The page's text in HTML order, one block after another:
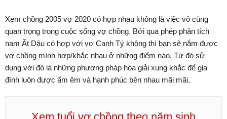
Xem chồng 2005 vợ 2020 có hợp nhau không là việc vô cùng
quan trọng trong cuộc sống vợ chồng. Bởi qua phép phân tích
nam Ất Dậu có hợp với vợ Canh Tý không thì bạn sẽ nắm được
vợ chồng mình hợp/khắc nhau ở những điểm nào. Từ đó sử
dụng với đó là những phương pháp hóa giải xung khắc để gia
đình luôn được ấm êm và hạnh phúc bên nhau mãi mãi.